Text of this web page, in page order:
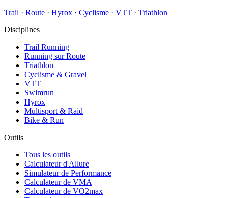
Trail · Route · Hyrox · Cyclisme · VTT · Triathlon
Disciplines
Trail Running
Running sur Route
Triathlon
Cyclisme & Gravel
VTT
Swimrun
Hyrox
Multisport & Raid
Bike & Run
Outils
Tous les outils
Calculateur d'Allure
Simulateur de Performance
Calculateur de VMA
Calculateur de VO2max